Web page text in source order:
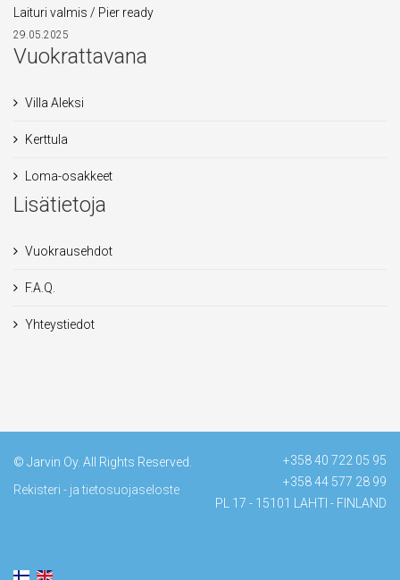
Laituri valmis / Pier ready
29.05.2025
Vuokrattavana
Villa Aleksi
Kerttula
Loma-osakkeet
Lisätietoja
Vuokrausehdot
F.A.Q.
Yhteystiedot
© Jarvin Oy. All Rights Reserved.
+358 40 722 05 95
+358 44 577 28 99
PL 17 - 15101 LAHTI - FINLAND
Rekisteri - ja tietosuojaseloste